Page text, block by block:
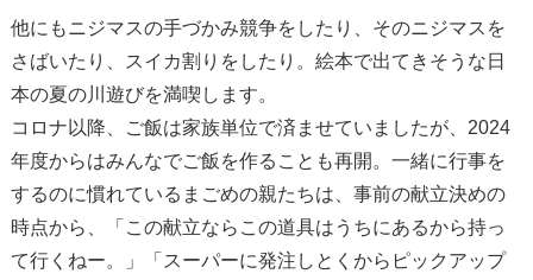
他にもニジマスの手づかみ競争をしたり、そのニジマスを
さばいたり、スイカ割りをしたり。絵本で出てきそうな日
本の夏の川遊びを満喫します。
コロナ以降、ご飯は家族単位で済ませていましたが、2024
年度からはみんなでご飯を作ることも再開。一緒に行事を
するのに慣れているまごめの親たちは、事前の献立決めの
時点から、「この献立ならこの道具はうちにあるから持っ
て行くねー。」「スーパーに発注しとくからピックアップ